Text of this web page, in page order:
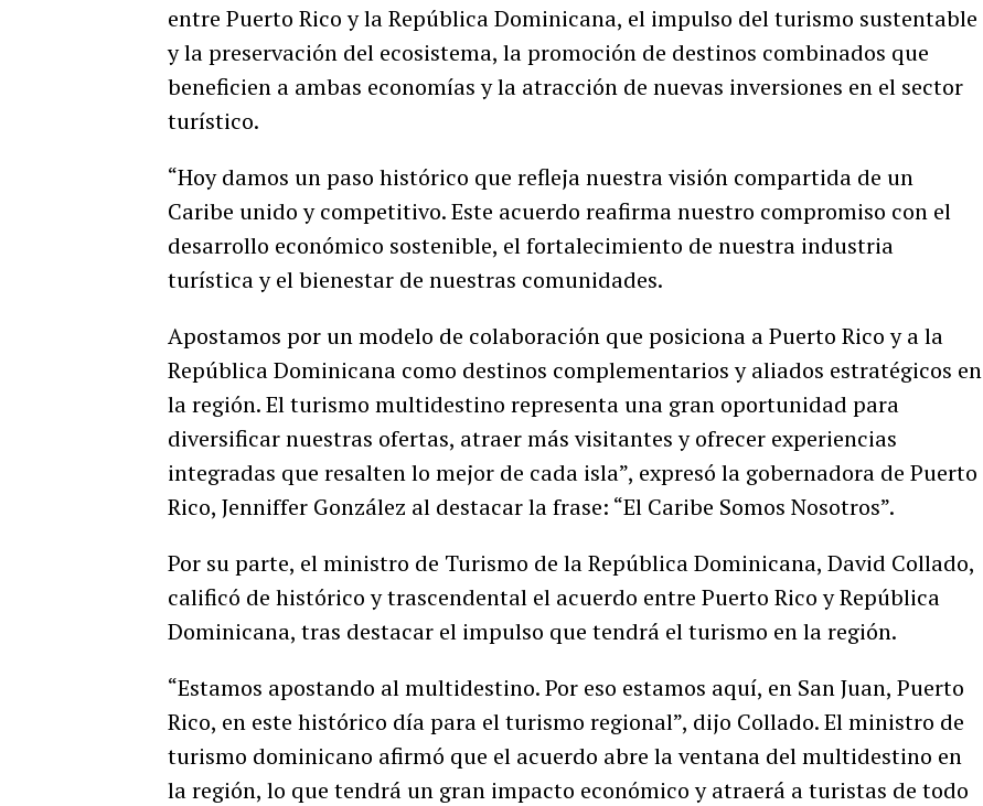
entre Puerto Rico y la República Dominicana, el impulso del turismo sustentable
y la preservación del ecosistema, la promoción de destinos combinados que
beneficien a ambas economías y la atracción de nuevas inversiones en el sector
turístico.
“Hoy damos un paso histórico que refleja nuestra visión compartida de un
Caribe unido y competitivo. Este acuerdo reafirma nuestro compromiso con el
desarrollo económico sostenible, el fortalecimiento de nuestra industria
turística y el bienestar de nuestras comunidades.
Apostamos por un modelo de colaboración que posiciona a Puerto Rico y a la
República Dominicana como destinos complementarios y aliados estratégicos en
la región. El turismo multidestino representa una gran oportunidad para
diversificar nuestras ofertas, atraer más visitantes y ofrecer experiencias
integradas que resalten lo mejor de cada isla”, expresó la gobernadora de Puerto
Rico, Jenniffer González al destacar la frase: “El Caribe Somos Nosotros”.
Por su parte, el ministro de Turismo de la República Dominicana, David Collado,
calificó de histórico y trascendental el acuerdo entre Puerto Rico y República
Dominicana, tras destacar el impulso que tendrá el turismo en la región.
“Estamos apostando al multidestino. Por eso estamos aquí, en San Juan, Puerto
Rico, en este histórico día para el turismo regional”, dijo Collado. El ministro de
turismo dominicano afirmó que el acuerdo abre la ventana del multidestino en
la región, lo que tendrá un gran impacto económico y atraerá a turistas de todo